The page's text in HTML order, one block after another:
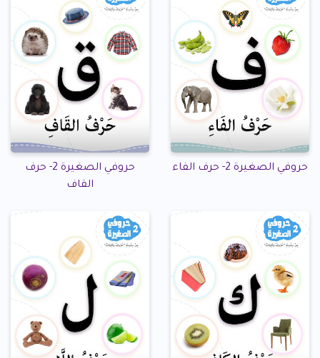
حروفي الصغيرة 2- حرف الفاء
حروفي الصغيرة 2- حرف
القاف